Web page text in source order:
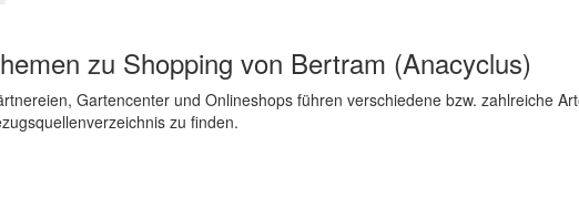
zu Shopping von Bertram (Anacyclus)
Gartencenter und Onlineshops führen verschiedene bzw. zahlreiche
zu finden.